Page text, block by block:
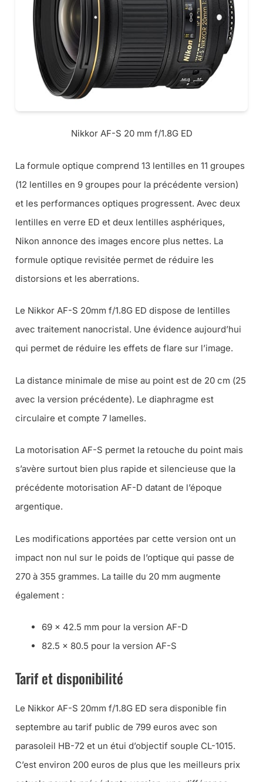
Nikkor AF-S 20 mm f/1.8G ED
La formule optique comprend 13 lentilles en 11 groupes
(12 lentilles en 9 groupes pour la précédente version)
et les performances optiques progressent. Avec deux
lentilles en verre ED et deux lentilles asphériques,
Nikon annonce des images encore plus nettes. La
formule optique revisitée permet de réduire les
distorsions et les aberrations.
Le Nikkor AF-S 20mm f/1.8G ED dispose de lentilles
avec traitement nanocristal. Une évidence aujourd’hui
qui permet de réduire les effets de flare sur l’image.
La distance minimale de mise au point est de 20 cm (25
avec la version précédente). Le diaphragme est
circulaire et compte 7 lamelles.
La motorisation AF-S permet la retouche du point mais
s’avère surtout bien plus rapide et silencieuse que la
précédente motorisation AF-D datant de l’époque
argentique.
Les modifications apportées par cette version ont un
impact non nul sur le poids de l’optique qui passe de
270 à 355 grammes. La taille du 20 mm augmente
également :
69 x 42.5 mm pour la version AF-D
82.5 x 80.5 pour la version AF-S
Tarif et disponibilité
Le Nikkor AF-S 20mm f/1.8G ED sera disponible fin
septembre au tarif public de 799 euros avec son
parasoleil HB-72 et un étui d’objectif souple CL-1015.
C’est environ 200 euros de plus que les meilleurs prix